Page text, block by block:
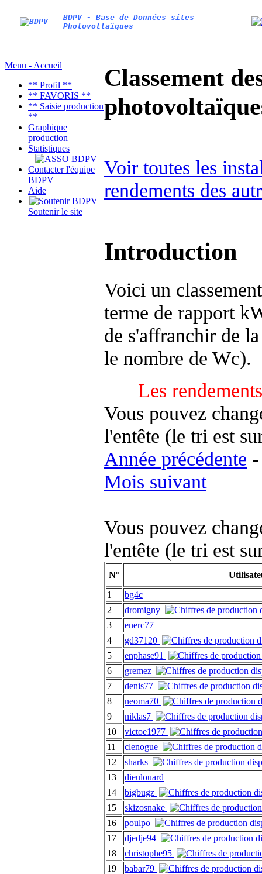
BDPV - Base de Données sites
Photovoltaïques
Menu - Accueil
** Profil **
** FAVORIS **
** Saisie production
**
Graphique
production
Statistiques
Contacter l'équipe
BDPV
Aide
Soutenir le site
Classement
Voir toutes les
rendements des
Introduction
Voici un
terme de rapport
de s'affranchir de
le nombre de Wc).
Les
Vous pouvez
l'entête (le tri est
Année précédente -
Mois suivant
Vous pouvez
l'entête (le tri est
N°
1
bg4c
2
dromigny
3
enerc77
4
gd37120
5
enphase91
6
gremez
7
denis77
8
neoma70
9
niklas7
10
victoe1977
11
clenogue
12
sharks
13
dieulouard
14
bigbugz
15
skizosnake
16
poulpo
17
djedje94
18
christophe95
19
babar79